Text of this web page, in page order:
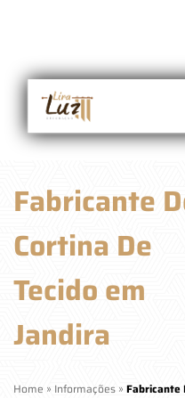
Fabricante
Cortina De
Tecido em
Jandira
Home » Informações » Fabricante